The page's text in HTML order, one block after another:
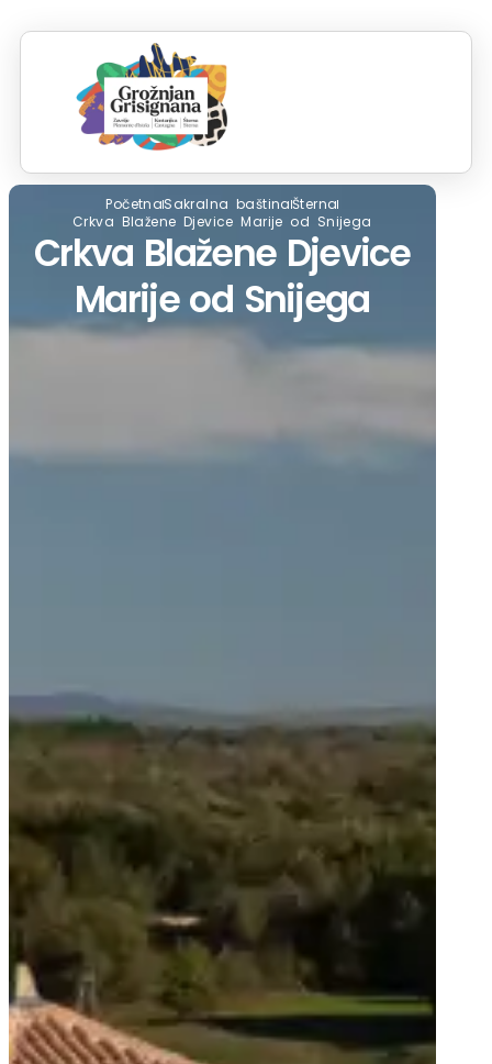
PočetnaSakralna baštinaŠterna
Crkva Blažene Djevice Marije od Snijega
Crkva Blažene Djevice
Marije od Snijega